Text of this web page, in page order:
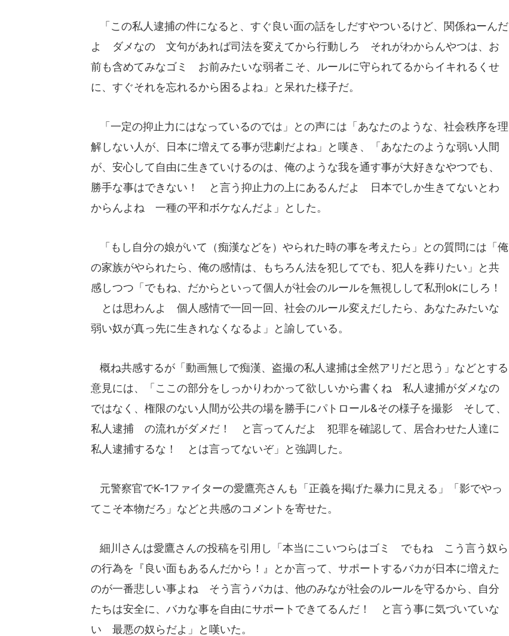
「この私人逮捕の件になると、すぐ良い面の話をしだすやついるけど、関係ねーんだ
よ ダメなの 文句があれば司法を変えてから行動しろ それがわからんやつは、お
前も含めてみなゴミ お前みたいな弱者こそ、ルールに守られてるからイキれるくせ
に、すぐそれを忘れるから困るよね」と呆れた様子だ。
「一定の抑止力にはなっているのでは」との声には「あなたのような、社会秩序を理
解しない人が、日本に増えてる事が悲劇だよね」と嘆き、「あなたのような弱い人間
が、安心して自由に生きていけるのは、俺のような我を通す事が大好きなやつでも、
勝手な事はできない！ と言う抑止力の上にあるんだよ 日本でしか生きてないとわ
からんよね 一種の平和ボケなんだよ」とした。
「もし自分の娘がいて（痴漢などを）やられた時の事を考えたら」との質問には「俺
の家族がやられたら、俺の感情は、もちろん法を犯してでも、犯人を葬りたい」と共
感しつつ「でもね、だからといって個人が社会のルールを無視しして私刑okにしろ！
とは思わんよ 個人感情で一回一回、社会のルール変えだしたら、あなたみたいな
弱い奴が真っ先に生きれなくなるよ」と諭している。
概ね共感するが「動画無しで痴漢、盗撮の私人逮捕は全然アリだと思う」などとする
意見には、「ここの部分をしっかりわかって欲しいから書くね 私人逮捕がダメなの
ではなく、権限のない人間が公共の場を勝手にパトロール&その様子を撮影 そして、
私人逮捕 の流れがダメだ！ と言ってんだよ 犯罪を確認して、居合わせた人達に
私人逮捕するな！ とは言ってないぞ」と強調した。
元警察官でK-1ファイターの愛鷹亮さんも「正義を掲げた暴力に見える」「影でやっ
てこそ本物だろ」などと共感のコメントを寄せた。
細川さんは愛鷹さんの投稿を引用し「本当にこいつらはゴミ でもね こう言う奴ら
の行為を『良い面もあるんだから！』とか言って、サポートするバカが日本に増えた
のが一番悲しい事よね そう言うバカは、他のみなが社会のルールを守るから、自分
たちは安全に、バカな事を自由にサポートできてるんだ！ と言う事に気づいていな
い 最悪の奴らだよ」と嘆いた。